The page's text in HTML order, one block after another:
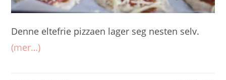
Denne eltefrie pizzaen lager seg nesten selv.
(mer…)